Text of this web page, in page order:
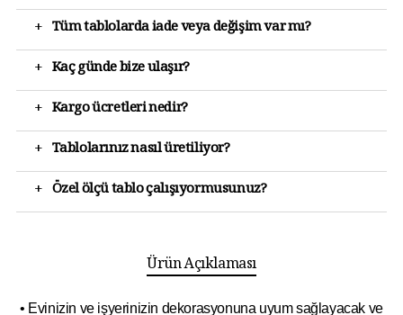
+ Tüm tablolarda iade veya değişim var mı?
+ Kaç günde bize ulaşır?
+ Kargo ücretleri nedir?
+ Tablolarınız nasıl üretiliyor?
+ Özel ölçü tablo çalışıyormusunuz?
Ürün Açıklaması
• Evinizin ve işyerinizin dekorasyonuna uyum sağlayacak ve